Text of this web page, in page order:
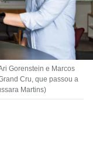
Gorenstein e Marcos
Cru, que passou a
Martins)